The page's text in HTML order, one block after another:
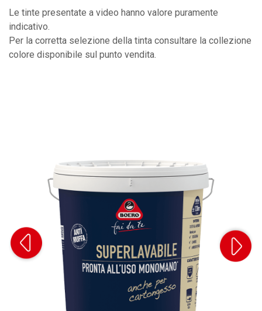
Le tinte presentate a video hanno valore puramente
indicativo.
Per la corretta selezione della tinta consultare la collezione
colore disponibile sul punto vendita.